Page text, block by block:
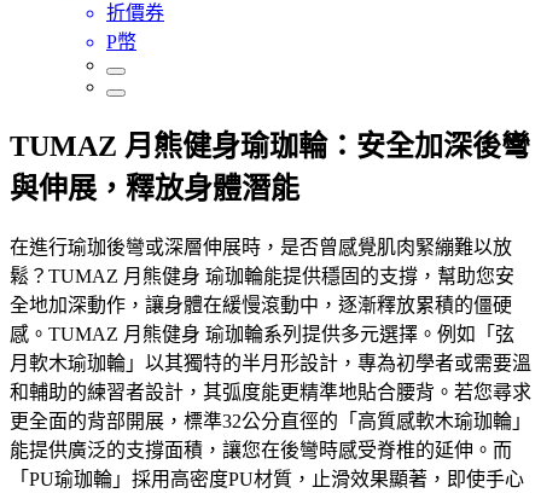
折價券
P幣
TUMAZ 月熊健身瑜珈輪：安全加深後彎
與伸展，釋放身體潛能
在進行瑜珈後彎或深層伸展時，是否曾感覺肌肉緊繃難以放
鬆？TUMAZ 月熊健身 瑜珈輪能提供穩固的支撐，幫助您安
全地加深動作，讓身體在緩慢滾動中，逐漸釋放累積的僵硬
感。TUMAZ 月熊健身 瑜珈輪系列提供多元選擇。例如「弦
月軟木瑜珈輪」以其獨特的半月形設計，專為初學者或需要溫
和輔助的練習者設計，其弧度能更精準地貼合腰背。若您尋求
更全面的背部開展，標準32公分直徑的「高質感軟木瑜珈輪」
能提供廣泛的支撐面積，讓您在後彎時感受脊椎的延伸。而
「PU瑜珈輪」採用高密度PU材質，止滑效果顯著，即使手心